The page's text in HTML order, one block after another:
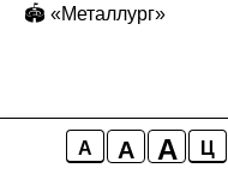
A A A Ц
🏟 «Металлург»